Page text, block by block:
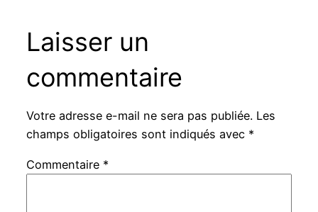
Laisser un
commentaire
Votre adresse e-mail ne sera pas publiée. Les
champs obligatoires sont indiqués avec *
Commentaire *